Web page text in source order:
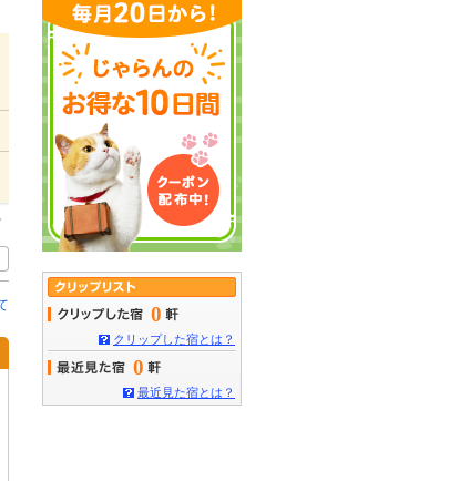
0
クリップした宿とは？
0
最近見た宿とは？